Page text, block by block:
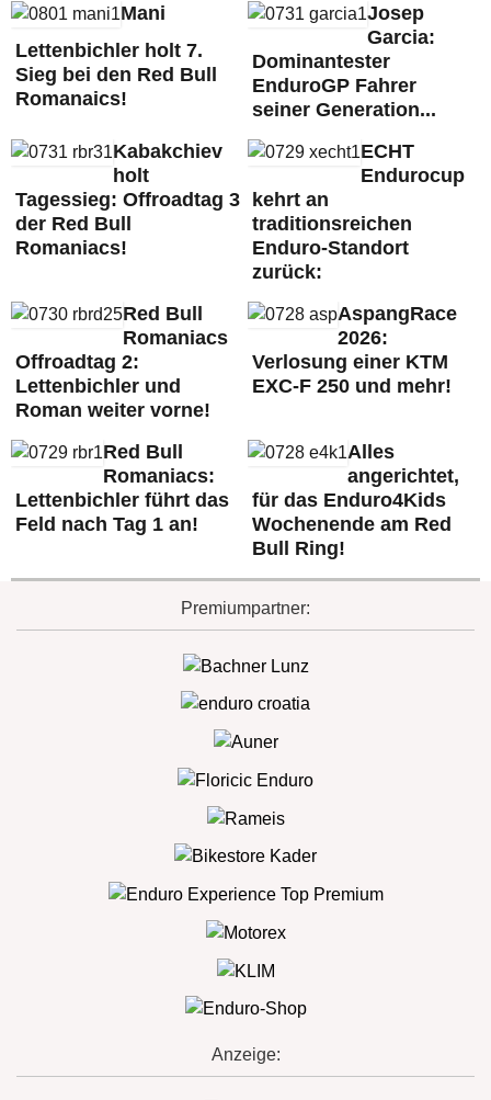
Mani
Lettenbichler holt 7.
Sieg bei den Red Bull
Romanaics!
Josep
Garcia:
Dominantester
EnduroGP Fahrer
seiner Generation...
Kabakchiev
holt
Tagessieg: Offroadtag 3
der Red Bull
Romaniacs!
ECHT
Endurocup
kehrt an
traditionsreichen
Enduro-Standort
zurück:
Red Bull
Romaniacs
Offroadtag 2:
Lettenbichler und
Roman weiter vorne!
AspangRace
2026:
Verlosung einer KTM
EXC-F 250 und mehr!
Red Bull
Romaniacs:
Lettenbichler führt das
Feld nach Tag 1 an!
Alles
angerichtet,
für das Enduro4Kids
Wochenende am Red
Bull Ring!
Premiumpartner:
Anzeige: